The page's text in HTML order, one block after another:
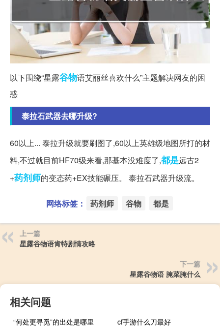
以下围绕“星露谷物语艾丽丝喜欢什么”主题解决网友的困
惑
泰拉石武器去哪升级?
60以上... 泰拉升级就要刷图了,60以上英雄级地图所打的材
料,不过就目前HF70级来看,那基本没难度了,都是远古2
+药剂师的变态药+EX技能碾压。 泰拉石武器升级流。
网络标签： 药剂师 谷物 都是
上一篇
星露谷物语肯特剧情攻略
下一篇
星露谷物语 腌菜腌什么
相关问题
“何处更寻觅”的出处是哪里
cf手游什么刀最好